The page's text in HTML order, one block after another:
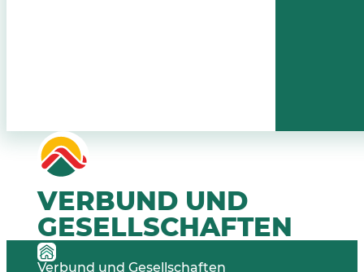
VERBUND UND
GESELLSCHAFTEN
Verbund und Gesellschaften